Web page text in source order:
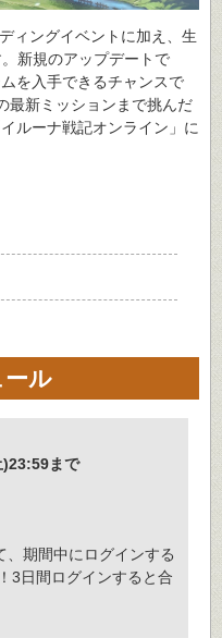
ィングイベントに加え、生
新規のアップデートで
を入手できるチャンスで
最新ミッションまで挑んだ
ルーナ戦記オンライン」に
ール
まで
期間中にログインする
3日間ログインすると合